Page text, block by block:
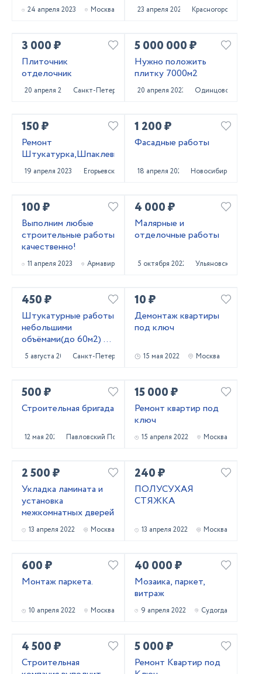
24 апреля 2023 Москва 23 апреля 2023 Красногорск
3 000 ₽
Плиточник
отделочник
20 апреля 2023 Санкт-Петербург
5 000 000 ₽
Нужно положить
плитку 7000м2
20 апреля 2023 Одинцово
150 ₽
Ремонт
Штукатурка,Шпаклевка,Покраска
19 апреля 2023 Егорьевск
1 200 ₽
Фасадные работы
18 апреля 2023 Новосибирск
100 ₽
Выполним любые
строительные работы
качественно!
11 апреля 2023 Армавир
4 000 ₽
Малярные и
отделочные работы
5 октября 2022 Ульяновск
450 ₽
Штукатурные работы
небольшими
объёмами(до 60м2) по
маякам, по правилу
5 августа 2022 Санкт-Петербург
10 ₽
Демонтаж квартиры
под ключ
15 мая 2022 Москва
500 ₽
Строительная бригада
12 мая 2022 Павловский Посад
15 000 ₽
Ремонт квартир под
ключ
15 апреля 2022 Москва
2 500 ₽
Укладка ламината и
установка
межкомнатных дверей
13 апреля 2022 Москва
240 ₽
ПОЛУСУХАЯ
СТЯЖКА
13 апреля 2022 Москва
600 ₽
Монтаж паркета.
10 апреля 2022 Москва
40 000 ₽
Мозаика, паркет,
витраж
9 апреля 2022 Судогда
4 500 ₽
Строительная
5 000 ₽
Ремонт Квартир под